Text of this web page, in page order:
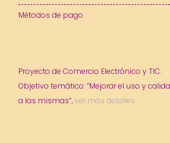
Métodos de pago
Proyecto de Comercio Electrónico y TIC.
Objetivo temático: “Mejorar el uso y
a las mismas”,ver más detalles.